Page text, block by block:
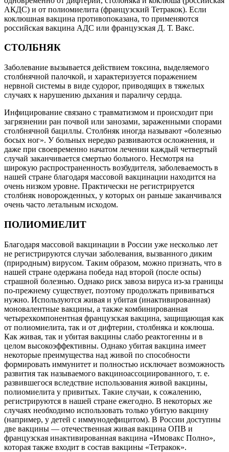
АКДС) и от полиомиелита (французский Тетракок). Если
коклюшная вакцина противопоказана, то применяются
российская вакцина АДС или французская Д. Т. Вакс.
СТОЛБНЯК
Заболевание вызывается действием токсина, выделяемого
столбнячной палочкой, и характеризуется поражением
нервной системы в виде судорог, приводящих в тяжелых
случаях к нарушению дыхания и параличу сердца.
Инфицирование связано с травматизмом и происходит при
загрязнении ран почвой или занозами, зараженными спорами
столбнячной бациллы. Столбняк иногда называют «болезнью
босых ног». У больных нередко развиваются осложнения, и
даже при своевременно начатом лечении каждый четвертый
случай заканчивается смертью больного. Несмотря на
широкую распространенность возбудителя, заболеваемость в
нашей стране благодаря массовой вакцинации находится на
очень низком уровне. Практически не регистрируется
столбняк новорожденных, у которых он раньше заканчивался
очень часто летальным исходом.
ПОЛИОМИЕЛИТ
Благодаря массовой вакцинации в России уже несколько лет
не регистрируются случаи заболевания, вызванного диким
(природным) вирусом. Таким образом, можно признать, что в
нашей стране одержана победа над второй (после оспы)
страшной болезнью. Однако риск завоза вируса из-за границы
по-прежнему существует, поэтому продолжать прививаться
нужно. Используются живая и убитая (инактивированная)
моновалентные вакцины, а также комбинированная
четырехкомпонентная французская вакцина, защищающая как
от полиомиелита, так и от дифтерии, столбняка и коклюша.
Как живая, так и убитая вакцины слабо реактогенны и в
целом высокоэффективны. Однако убитая вакцина имеет
некоторые преимущества над живой по способности
формировать иммунитет и полностью исключает возможность
развития так называемого вакциноассоциированного, т. е.
развившегося вследствие использования живой вакцины,
полиомиелита у привитых. Такие случаи, к сожалению,
регистрируются в нашей стране ежегодно. В некоторых же
случаях необходимо использовать только убитую вакцину
(например, у детей с иммунодефицитом). В России доступны
две вакцины — отечественная живая вакцина ОПВ и
французская инактивированная вакцина «Имовакс Полно»,
которая также входит в состав вакцины «Тетракок».